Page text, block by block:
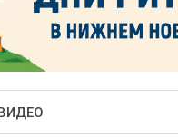
ВИДЕО